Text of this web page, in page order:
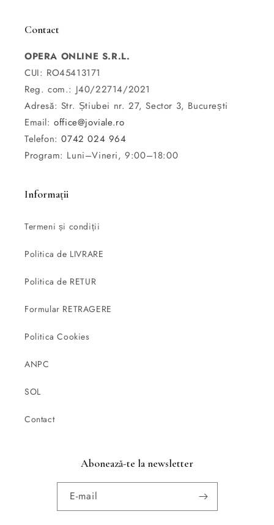
Contact
OPERA ONLINE S.R.L.
CUI: RO45413171
Reg. com.: J40/22714/2021
Adresă: Str. Știubei nr. 27, Sector 3, București
Email:office@joviale.ro
Telefon:0742 024 964
Program: Luni–Vineri, 9:00–18:00
Informații
Termeni și condiții
Politica de LIVRARE
Politica de RETUR
Formular RETRAGERE
Politica Cookies
ANPC
SOL
Contact
Abonează-te la newsletter
E-mail